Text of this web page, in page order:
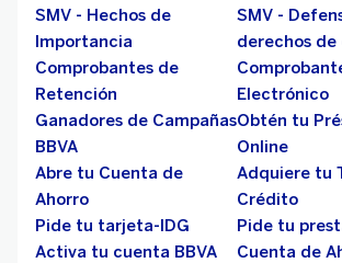
SMV - Hechos de
Importancia
SMV -
derechos
Comprobantes de
Retención
Electrónico
Ganadores de Campañas
BBVA
Obtén tu
Online
Abre tu Cuenta de
Ahorro
Adquiere tu
Crédito
Pide tu tarjeta-IDG
Pide tu
Activa tu cuenta BBVA
Cuenta de